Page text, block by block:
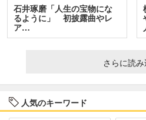
石井琢磨「人生の宝物にな
るように」 初披露曲やレ
ア…
さらに読
人気のキーワード